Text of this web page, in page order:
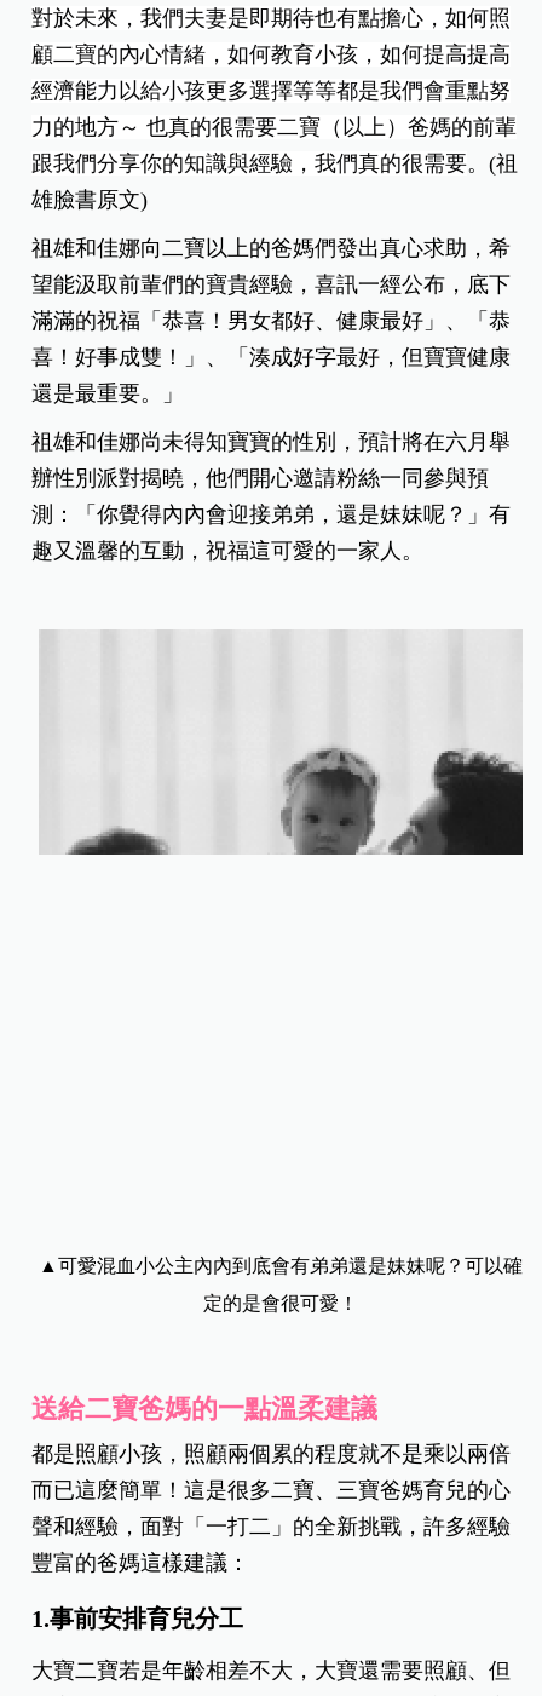
肚，但這次二胎不同，才三個月就顯肚藏不住了，
夫妻倆還笑說：身體經歷過一次之後更熟練了，但
為了遵循古禮，一直等到現在才公布喜訊，目前佳
娜有孕三個月，孕程也相當順利，家中氣氛因為新
生命而感到更加溫馨。
祖雄也坦言，夫妻倆對於第二個孩子的到來，抱著
既期待又緊張的心情，心中充滿又喜又憂的心情：
對於未來，我們夫妻是即期待也有點擔心，如何照
顧二寶的內心情緒，如何教育小孩，如何提高提高
經濟能力以給小孩更多選擇等等都是我們會重點努
力的地方～ 也真的很需要二寶（以上）爸媽的前輩
跟我們分享你的知識與經驗，我們真的很需要 。(祖
雄臉書原文)
祖雄和佳娜向二寶以上的爸媽們發出真心求助，希
望能汲取前輩們的寶貴經驗，喜訊一經公布，底下
喜！好事成雙！」、「湊成好字最好，但寶寶健康
辦性別派對揭曉，他們開心邀請粉絲一同參與預
測：「你覺得內內會迎接弟弟，還是妹妹呢？」有
趣又溫馨的互動，祝福這可愛的一家人。
▲可愛混血小公主內內到底會有弟弟還是妹妹呢？可以確
定的是會很可愛！
送給二寶爸媽的一點溫柔建議